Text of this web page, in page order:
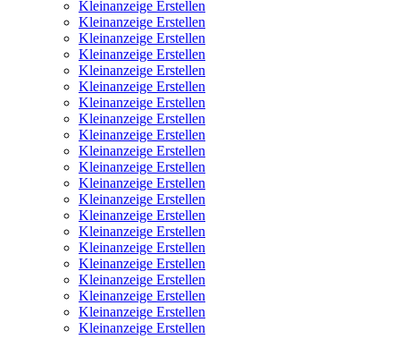
Kleinanzeige Erstellen
Kleinanzeige Erstellen
Kleinanzeige Erstellen
Kleinanzeige Erstellen
Kleinanzeige Erstellen
Kleinanzeige Erstellen
Kleinanzeige Erstellen
Kleinanzeige Erstellen
Kleinanzeige Erstellen
Kleinanzeige Erstellen
Kleinanzeige Erstellen
Kleinanzeige Erstellen
Kleinanzeige Erstellen
Kleinanzeige Erstellen
Kleinanzeige Erstellen
Kleinanzeige Erstellen
Kleinanzeige Erstellen
Kleinanzeige Erstellen
Kleinanzeige Erstellen
Kleinanzeige Erstellen
Kleinanzeige Erstellen